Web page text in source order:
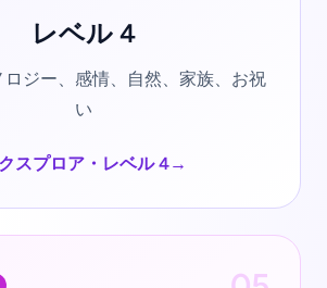
レベル 4
ジー、感情、自然、家族、お祝
い
スプロア・レベル 4→